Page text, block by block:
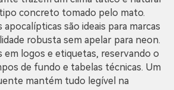
concreto tomado pelo mato.
apocalípticas são ideais para marcas
robusta sem apelar para neon.
em logos e etiquetas, reservando o
de fundo e tabelas técnicas. Um
mantém tudo legível na